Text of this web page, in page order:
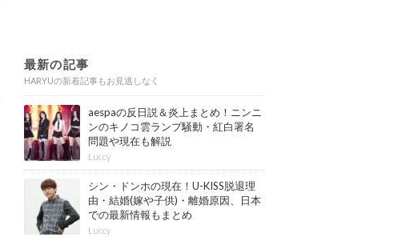
最新の記事
HARYUの新着記事もお見逃しなく
aespaの反日説＆炎上まとめ！ニンニ
ンのキノコ雲ランプ騒動・紅白署名
問題や現在も解説
Luccy
シン・ドンホの現在！U-KISS脱退理
由・結婚(嫁や子供)・離婚原因、日本
での最新情報もまとめ
Luccy